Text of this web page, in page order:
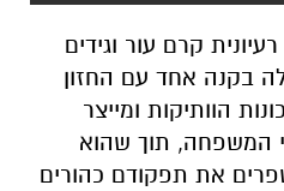
קרם עור וגידים
בקנה אחד עם החזון
הוותיקות ומייצר
המשפחה, תוך שהוא
את תפקודם כהורים